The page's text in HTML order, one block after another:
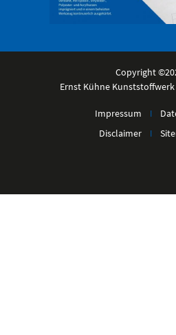
Copyright
Ernst Kühne Kunststoffwerk
Impressum I
Disclaimer
I